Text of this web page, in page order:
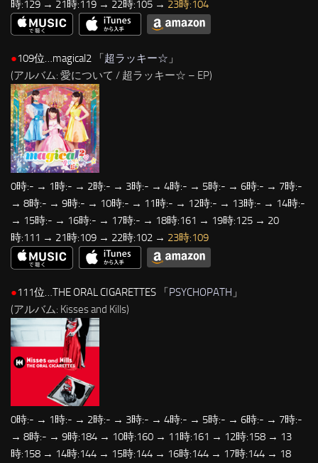
時:129 → 21時:119 → 22時:105 → 23時:104
●109位…magical2 「超ラッキー☆ 」
(アルバム: 愛について / 超ラッキー☆ – EP)
0時:- → 1時:- → 2時:- → 3時:- → 4時:- → 5時:- → 6時:- → 7時:-
→ 8時:- → 9時:- → 10時:- → 11時:- → 12時:- → 13時:- → 14時:-
→ 15時:- → 16時:- → 17時:- → 18時:161 → 19時:125 → 20
時:111 → 21時:109 → 22時:102 → 23時:109
●111位…THE ORAL CIGARETTES 「PSYCHOPATH 」
(アルバム: Kisses and Kills)
0時:- → 1時:- → 2時:- → 3時:- → 4時:- → 5時:- → 6時:- → 7時:-
→ 8時:- → 9時:184 → 10時:160 → 11時:161 → 12時:158 → 13
時:158 → 14時:144 → 15時:144 → 16時:144 → 17時:144 → 18